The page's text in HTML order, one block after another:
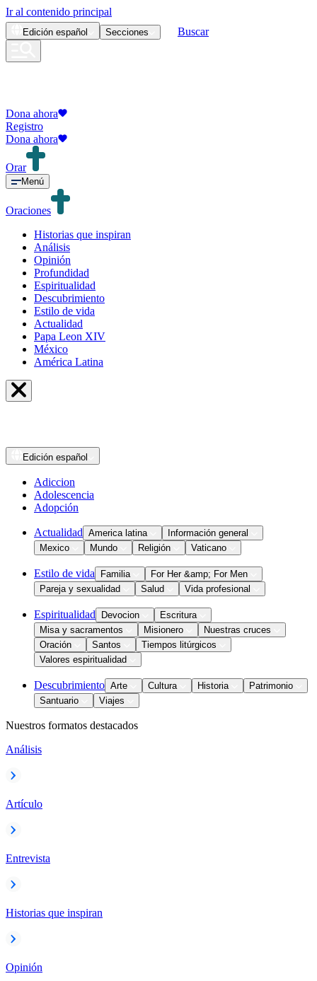
Ir al contenido principal
Edición español Secciones Buscar
Dona ahora
Registro
Dona ahora
Orar
Menú
Oraciones
Historias que inspiran
Análisis
Opinión
Profundidad
Espiritualidad
Descubrimiento
Estilo de vida
Actualidad
Papa Leon XIV
México
América Latina
Edición español
Adiccion
Adolescencia
Adopción
Actualidad America latina
Información general
Mexico
Mundo Religión Vaticano
Estilo de vida Familia
For Her &amp; For Men
Pareja y sexualidad
Salud Vida profesional
Espiritualidad Devocion
Escritura
Misa y sacramentos
Misionero
Nuestras cruces
Oración
Santos
Tiempos litúrgicos
Valores espiritualidad
Descubrimiento Arte Cultura Historia
Patrimonio
Santuario
Viajes
Nuestros formatos destacados
Análisis
Artículo
Entrevista
Historias que inspiran
Opinión